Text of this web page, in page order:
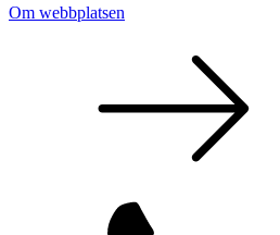
Om webbplatsen